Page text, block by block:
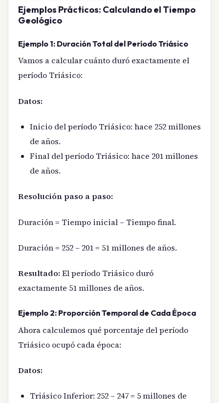
Ejemplos Prácticos: Calculando el Tiempo
Geológico
Ejemplo 1: Duración Total del Período Triásico
Vamos a calcular cuánto duró exactamente el
período Triásico:
Datos:
Inicio del período Triásico: hace 252 millones
de años.
Final del período Triásico: hace 201 millones
de años.
Resolución paso a paso:
Duración = Tiempo inicial – Tiempo final.
Duración = 252 – 201 = 51 millones de años.
Resultado:El período Triásico duró
exactamente 51 millones de años.
Ejemplo 2: Proporción Temporal de Cada Época
Ahora calculemos qué porcentaje del período
Triásico ocupó cada época:
Datos:
Triásico Inferior: 252 – 247 = 5 millones de